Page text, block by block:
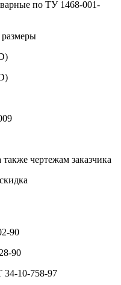
по ТУ 1468-001-
размеры
чертежам заказчика
90
90
10-758-97